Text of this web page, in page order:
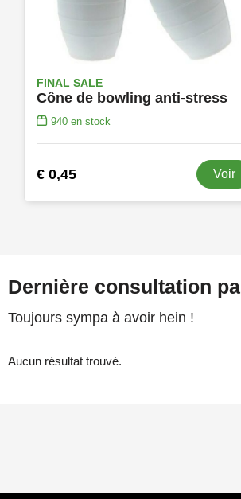
FINAL SALE
Cône de bowling anti-stress
940en stock
€ 0,45 Voir
Dernière consultation
Toujours sympa à avoir hein !
Aucun résultat trouvé.